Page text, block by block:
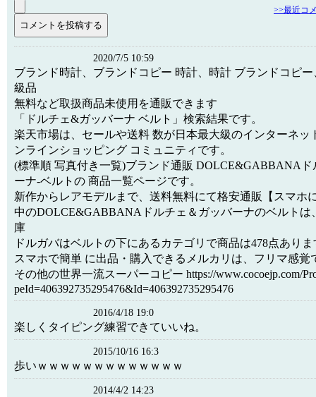
>>最近コ
2020/7/5 10:59
ブランド時計、ブランドコピー 時計、時計 ブランドコピ
級品
無料など取扱商品未使用を通販できます
「ドルチェ&ガッバーナ ベルト」検索結果です。
楽天市場は、セールや送料 数が日本最大級のインターネッ
ンラインショッピング コミュニティです。
(標準順 写真付き一覧)ブランド通販 DOLCE&GABBANAド
ーナ-ベルトの 商品一覧ページです。
新作からレアモデルまで、送料無料にて格安通販【スマホ
中のDOLCE&GABBANAドルチェ＆ガッバーナのベルトは
庫
ドルガバはベルトの下にあるカテゴリで商品は478点あり
スマホで簡単 に出品・購入できるメルカリは、フリマ感覚
その他の世界一流スーパーコピー https://www.cocoejp.com/
peId=406392735295476&Id=406392735295476
2016/4/18 19:0
楽しくタイピング練習できていいね。
2015/10/16 16:3
歩いｗｗｗｗｗｗｗｗｗｗｗｗｗ
2014/4/2 14:23